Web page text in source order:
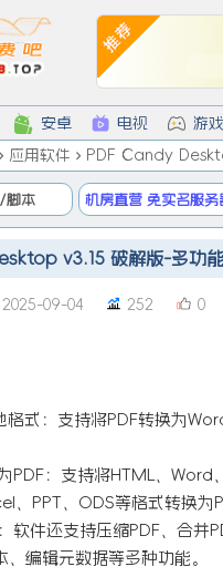
安卓 电视 游
应用软件 PDF Candy
脚本 机房直营 免实名服务
v3.15 破解版-多功
2025-09-04 252 0
格式：支持将PDF转换为
PDF：支持将HTML、Word
、PPT、ODS等格式转换为
软件还支持压缩PDF、合并
、编辑元数据等多种功能。